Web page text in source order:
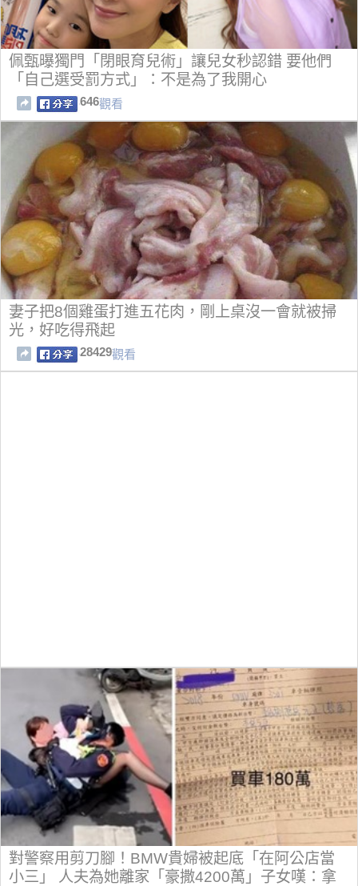
佩甄曝獨門「閉眼育兒術」讓兒女秒認錯 要他們
「自己選受罰方式」：不是為了我開心
646觀看
妻子把8個雞蛋打進五花肉，剛上桌沒一會就被掃
光，好吃得飛起
28429觀看
對警察用剪刀腳！BMW貴婦被起底「在阿公店當
小三」 人夫為她離家「豪撒4200萬」子女嘆：拿